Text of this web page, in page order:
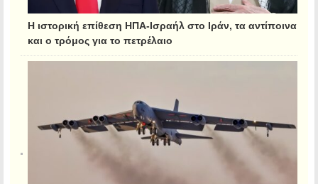
Η ιστορική επίθεση ΗΠΑ-Ισραήλ στο Ιράν, τα αντίποινα
και ο τρόμος για το πετρέλαιο